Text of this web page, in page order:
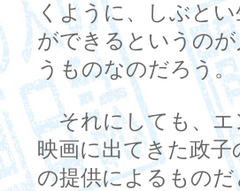
くように、しぶと
ができるというの
うものなのだろう。
それにしても、エ
映画に出てきた政
の提供によるもの